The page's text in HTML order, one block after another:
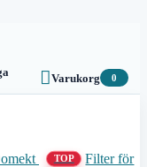
Varukorg 0
TOP
Filter för